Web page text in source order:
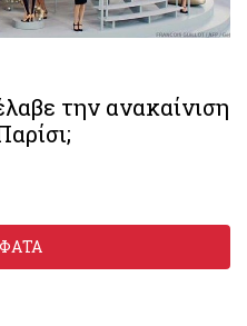
την ανακαίνιση